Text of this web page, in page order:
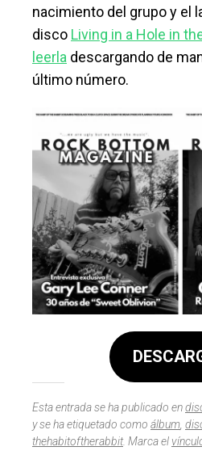
nacimiento del grupo y el
disco Living in a Hole in
leerla descargando de
último número.
Esta entrada se ha publicado en
y se ha etiquetado como álbum
thehabitoftherabbit. Marca el